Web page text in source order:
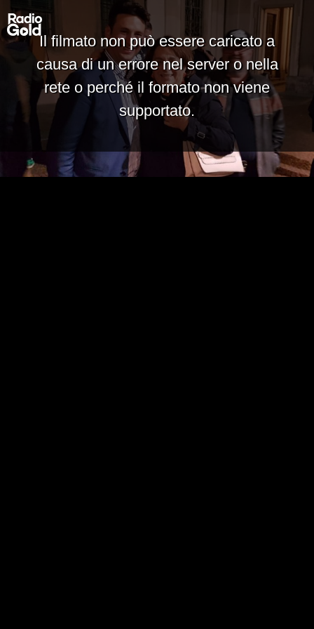
Il filmato non può essere caricato a
causa di un errore nel server o nella
rete o perché il formato non viene
supportato.